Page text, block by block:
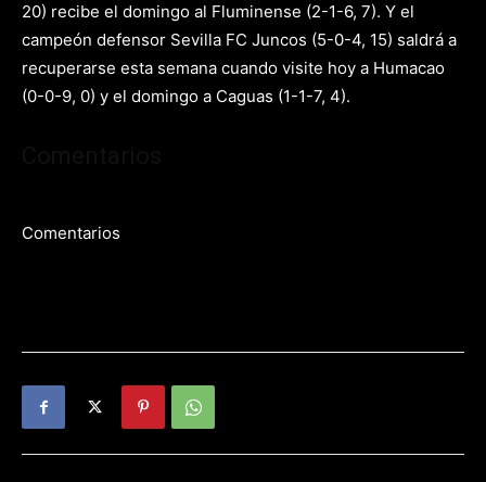
20) recibe el domingo al Fluminense (2-1-6, 7). Y el
campeón defensor Sevilla FC Juncos (5-0-4, 15) saldrá a
recuperarse esta semana cuando visite hoy a Humacao
(0-0-9, 0) y el domingo a Caguas (1-1-7, 4).
Comentarios